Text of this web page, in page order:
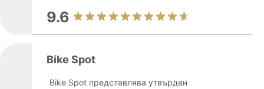
9.6
Bike Spot
Bike Spot представлява утвърден